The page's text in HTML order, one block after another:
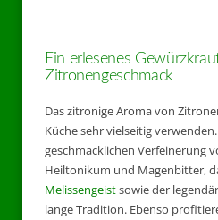
Ein erlesenes
Zitronengeschmack
Das zitronige Aroma von
Küche sehr vielseitig
geschmacklichen Verfeinerung
Heiltonikum und Magenbitter,
Melissengeistsowie der
lange Tradition. Ebenso